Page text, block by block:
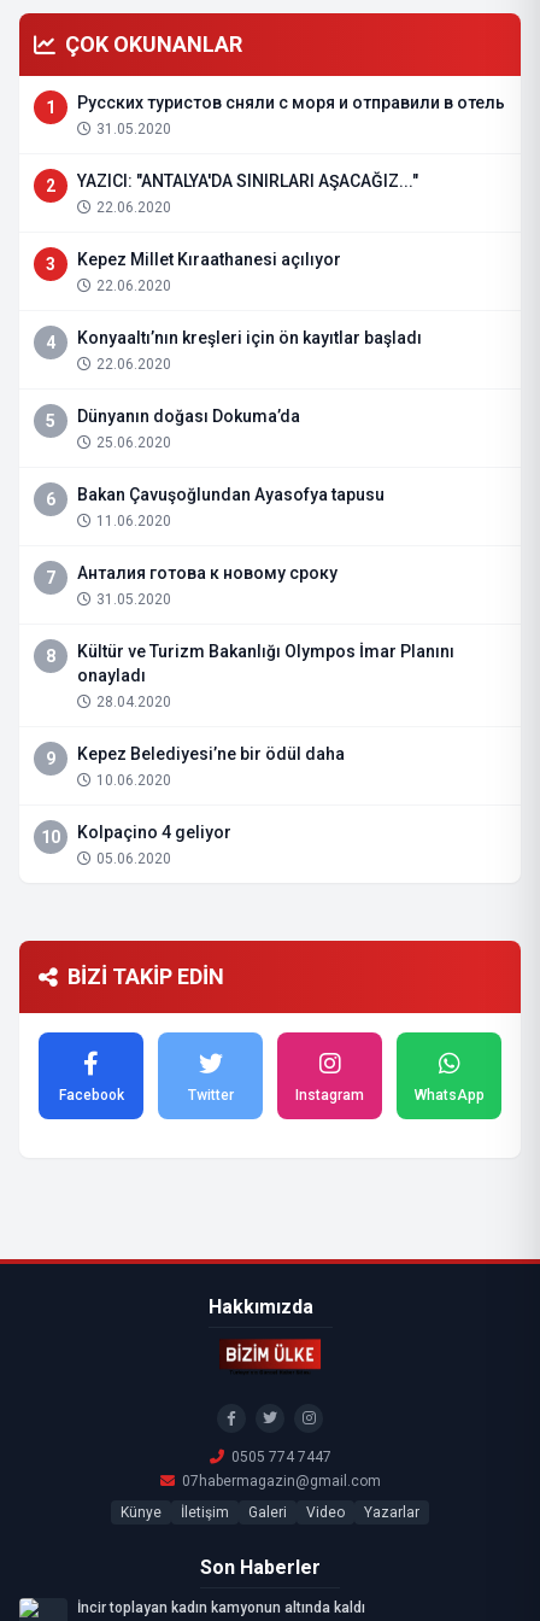
ÇOK OKUNANLAR
1 Русских туристов сняли с моря и отправили в отель
31.05.2020
2 YAZICI: "ANTALYA'DA SINIRLARI AŞACAĞIZ..."
22.06.2020
3 Kepez Millet Kıraathanesi açılıyor
22.06.2020
4 Konyaaltı’nın kreşleri için ön kayıtlar başladı
22.06.2020
5 Dünyanın doğası Dokuma’da
25.06.2020
6 Bakan Çavuşoğlundan Ayasofya tapusu
11.06.2020
7 Анталия готова к новому сроку
31.05.2020
8
Kültür ve Turizm Bakanlığı Olympos İmar Planını
onayladı
28.04.2020
9 Kepez Belediyesi’ne bir ödül daha
10.06.2020
10 Kolpaçino 4 geliyor
05.06.2020
BİZİ TAKİP EDİN
Facebook Twitter Instagram WhatsApp
Hakkımızda
0505 774 7447
07habermagazin@gmail.com
Künye
İletişim Galeri Video Yazarlar
Son Haberler
İncir toplayan kadın kamyonun altında kaldı